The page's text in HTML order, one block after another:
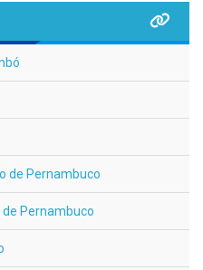
de Pernambuco
Pernambuco